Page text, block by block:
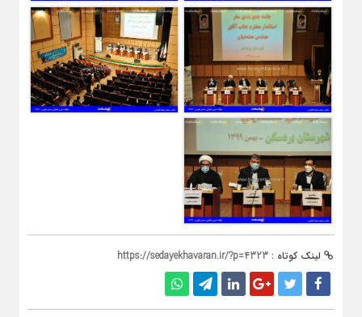
لینک کوتاه : https://sedayekhavaran.ir/?p=4323